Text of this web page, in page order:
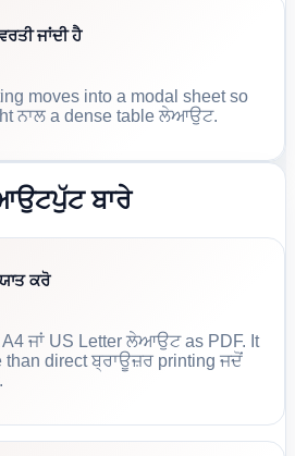
ਜਾਂਦੀ ਹੈ
moves into a modal sheet so
ਨਾਲ a dense table ਲੇਆਉਟ.
ਬਾਰੇ
ਕਰੋ
ਜਾਂ US Letter ਲੇਆਉਟ as PDF. It
than direct ਬ੍ਰਾਊਜ਼ਰ printing ਜਦੋਂ